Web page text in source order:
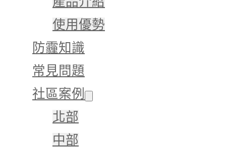
使用優勢
防霾知識
常見問題
社區案例
北部
中部